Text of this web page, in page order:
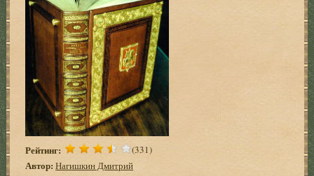
Рейтинг: (331)
Автор: Нагишкин Дмитрий